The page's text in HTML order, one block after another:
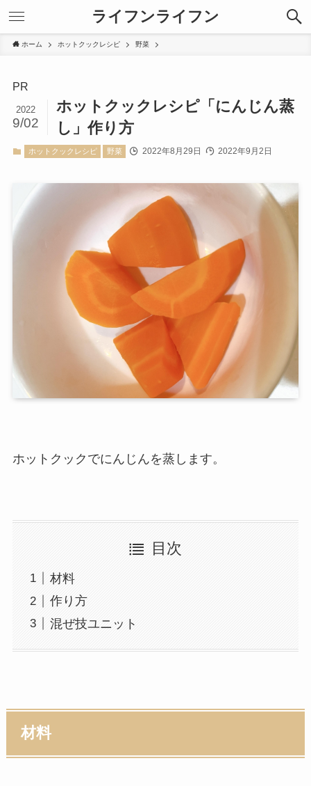
ライフンライフン
ホーム ホットクックレシピ 野菜
PR
ホットクックレシピ「にんじん蒸
し」作り方
2022
9/02
ホットクックレシピ 野菜 2022年8月29日 2022年9月2日
ホットクックでにんじんを蒸します。
目次
材料
作り方
混ぜ技ユニット
材料